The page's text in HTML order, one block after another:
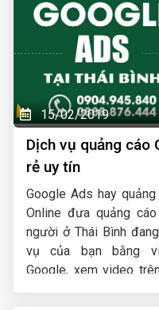
15/02/2019
Dịch vụ quảng cáo
rẻ uy tín
Google Ads hay
Online đưa quảng
người ở Thái Bình
vụ của bạn bằng
Google, xem video